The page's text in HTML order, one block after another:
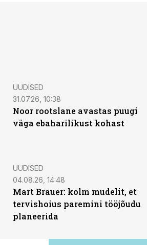
UUDISED
31.07.26, 10:38
Noor rootslane avastas puugi
väga ebaharilikust kohast
UUDISED
04.08.26, 14:48
Mart Brauer: kolm mudelit, et
tervishoius paremini tööjõudu
planeerida